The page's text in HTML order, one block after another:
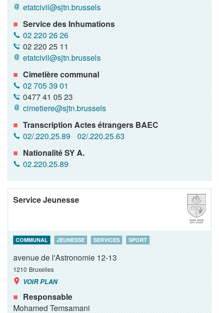
etatcivil@sjtn.brussels
Service des Inhumations
02 220 26 26
02 220 25 11
etatcivil@sjtn.brussels
Cimetière communal
02 705 39 01
0477 41 05 23
cimetiere@sjtn.brussels
Transcription Actes étrangers BAEC
02/.220.25.89 02/.220.25.63
Nationalité SY A.
02.220.25.89
Service Jeunesse
COMMUNAL JEUNESSE SERVICES SPORT
avenue de l'Astronomie 12-13
1210 Bruxelles
VOIR PLAN
Responsable
Mohamed Temsamani